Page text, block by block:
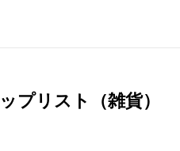
プリスト（雑貨）